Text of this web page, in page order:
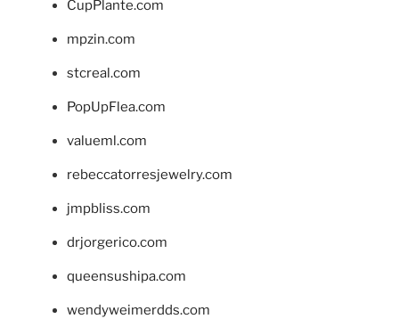
CupPlante.com
mpzin.com
stcreal.com
PopUpFlea.com
valueml.com
rebeccatorresjewelry.com
jmpbliss.com
drjorgerico.com
queensushipa.com
wendyweimerdds.com